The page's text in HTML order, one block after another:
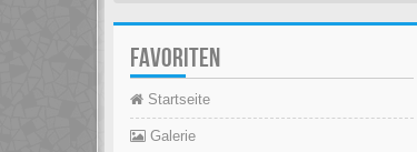
FAVORITEN
Startseite
Galerie